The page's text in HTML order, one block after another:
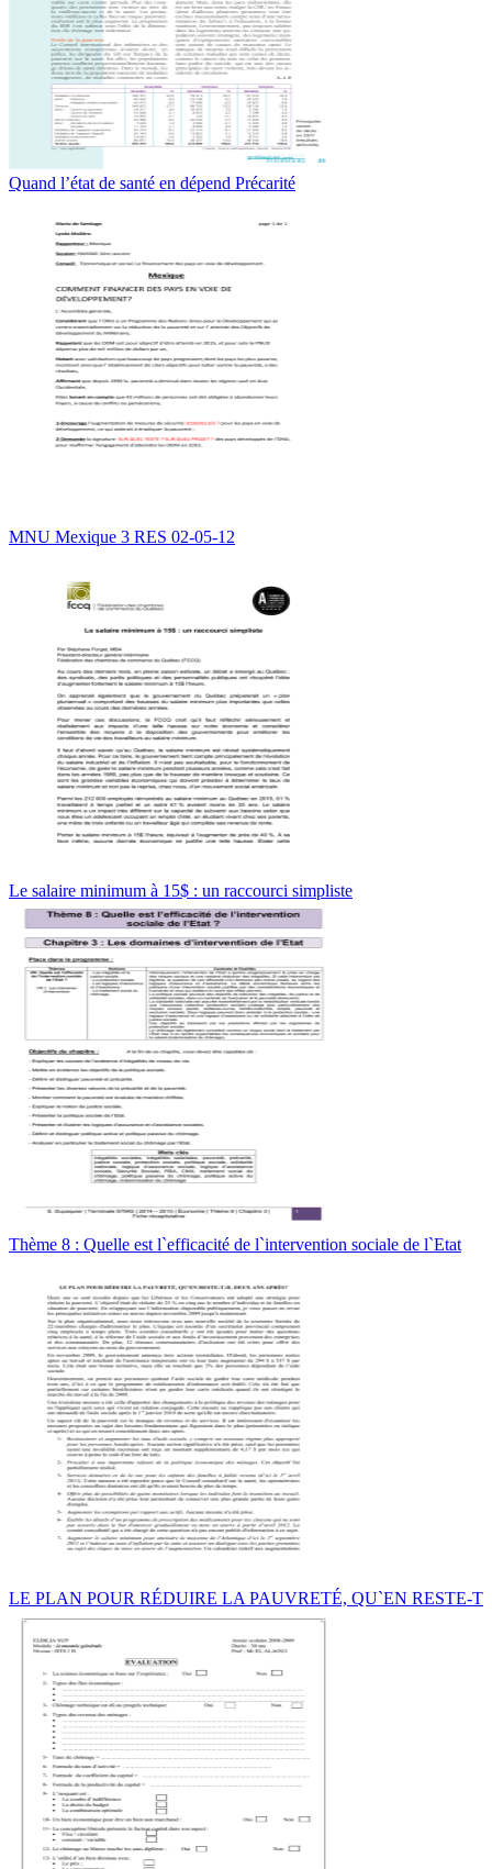
Quand l’état de santé en dépend Précarité
MNU Mexique 3 RES 02-05-12
Le salaire minimum à 15$ : un raccourci simpliste
Thème 8 : Quelle est l`efficacité de l`intervention sociale de l`Etat
LE PLAN POUR RÉDUIRE LA PAUVRETÉ, QU`EN RESTE-T